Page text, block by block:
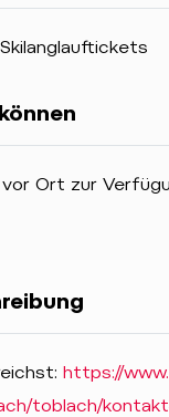
Ort zur
https://
toblach/